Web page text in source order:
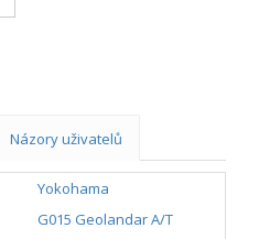
Názory uživatelů
Yokohama
G015 Geolandar A/T